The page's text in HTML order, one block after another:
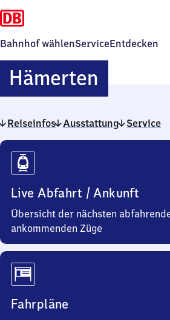
Bahnhof wählenServiceEntdecken
Hämerten
Reiseinfos Ausstattung Service
Reiseinfos
Live Abfahrt / Ankunft
Übersicht der nächsten
ankommenden Züge
Fahrpläne